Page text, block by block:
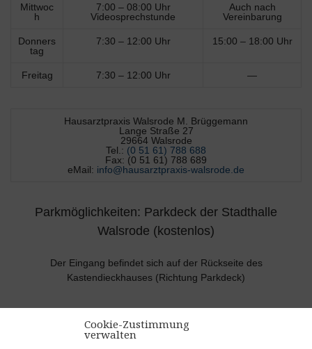
Cookie-Zustimmung
verwalten
Mittwoc
h
7:00 – 08:00 Uhr
Videosprechstunde
Auch nach
Vereinbarung
Donners
tag
7:30 – 12:00 Uhr 15:00 – 18:00 Uhr
Freitag 7:30 – 12:00 Uhr —
Hausarztpraxis Walsrode M. Brüggemann
Lange Straße 27
29664 Walsrode
Tel.: (0 51 61) 788 688
Fax: (0 51 61) 788 689
eMail: info@hausarztpraxis-walsrode.de
Parkmöglichkeiten: Parkdeck der Stadthalle
Walsrode (kostenlos)
Der Eingang befindet sich auf der Rückseite des
Kastendieckhauses (Richtung Parkdeck)